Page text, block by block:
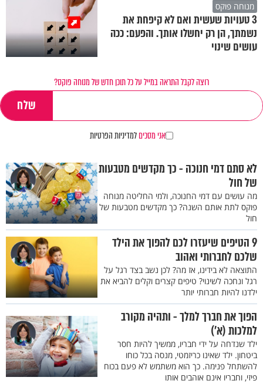
מנוחה פוקס
3 טעויות שעשית ואם לא קיפחת את
נשמתך, הן רק יחשלו אותך. והפעם: ככה
עושים שינוי
רוצה לקבל התראה במייל על כל תוכן חדש של מנוחה פוקס?
אני מסכיםלמדיניות הפרטיות
לא סתם דמי חנוכה - כך מקדשים מטבעות
של חול
מה עושים עם דמי החנוכה, ולמי החליטה מנוחה
פוקס לתת אותם השנה? כך מקדשים מטבעות של
חול
9 הטיפים שיעזרו לכם להפוך את הילד
שלכם לחברותי ואהוב
התוצאה לא בידינו, אז מה? לכן נשב בצד רגל על
רגל ונחכה לשינוי? טיפים קצרים וקלים להביא את
ילדנו להיות חברותי יותר
הפוך את חברך למלך - ותהיה מקורב
למלכות (א')
ילד שנדחה על ידי חבריו, ממשיך להיות חסר
ביטחון. ילד שאינו כריזמטי, מנסה בכל כוחו
להשתחל פנימה. כך הוא משתמש לא פעם בכוח
פיזי, וחבריו אינם אוהבים אותו